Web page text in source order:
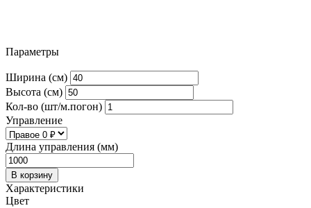
Параметры
Ширина (см)
Высота (см)
Кол-во (шт/м.погон)
Управление
Длина управления (мм)
В корзину
Характеристики
Цвет